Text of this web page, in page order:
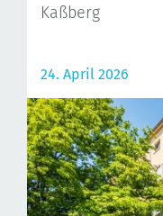
Kaßberg
24. April 2026